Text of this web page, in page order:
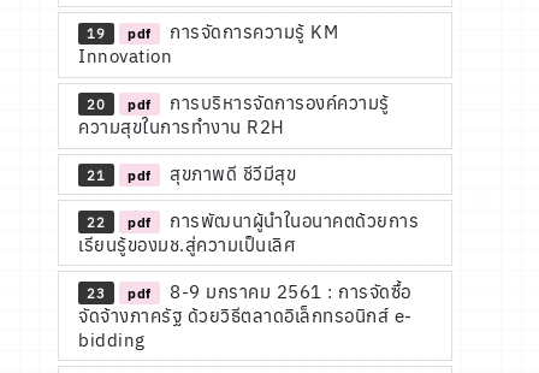
19 pdf
การจัดการความรู้ KM
Innovation
20 pdf
การบริหารจัดการองค์ความรู้
ความสุขในการทำงาน R2H
21 pdf สุขภาพดี ชีวีมีสุข
22 pdf
การพัฒนาผู้นำในอนาคตด้วยการ
เรียนรู้ของมช.สู่ความเป็นเลิศ
23 pdf
8-9 มกราคม 2561 : การจัดซื้อ
จัดจ้างภาครัฐ ด้วยวิธีตลาดอิเล็กทรอนิกส์ e-
bidding